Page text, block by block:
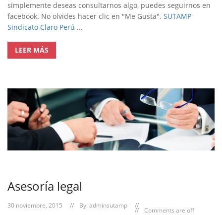
simplemente deseas consultarnos algo, puedes seguirnos en
facebook. No olvides hacer clic en "Me Gusta". SUTAMP
Sindicato Claro Perú ...
LEER MÁS
Asesoría legal
30 noviembre, 2015 By: adminsutamp
Comments are off